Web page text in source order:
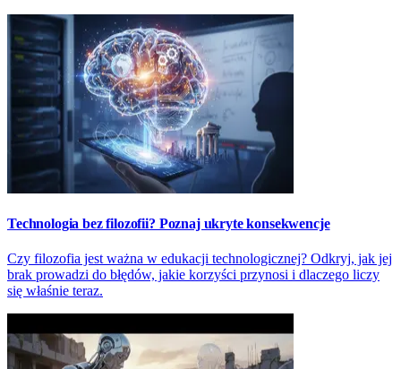
Technologia bez filozofii? Poznaj ukryte konsekwencje
Czy filozofia jest ważna w edukacji technologicznej? Odkryj, jak jej
brak prowadzi do błędów, jakie korzyści przynosi i dlaczego liczy
się właśnie teraz.